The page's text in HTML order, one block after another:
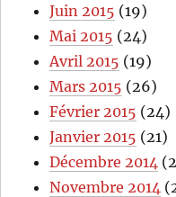
Juin 2015 (19)
Mai 2015 (24)
Avril 2015 (19)
Mars 2015 (26)
Février 2015 (24)
Janvier 2015 (21)
Décembre 2014
Novembre 2014